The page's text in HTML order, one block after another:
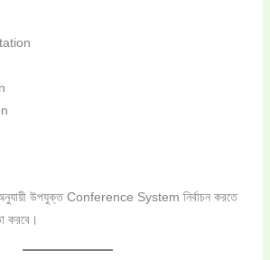
অনুযায়ী উপযুক্ত Conference System নির্বাচন করতে
করবে।